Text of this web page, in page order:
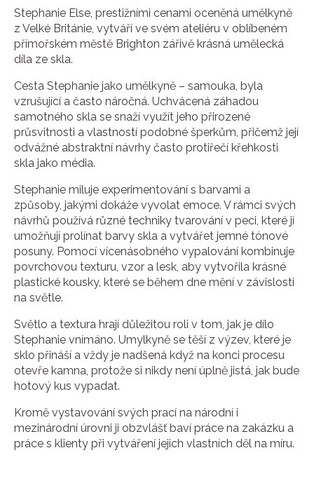
Stephanie Else, prestižními cenami oceněná umělkyně
z Velké Británie, vytváří ve svém ateliéru v oblíbeném
přímořském městě Brighton zářivě krásná umělecká
díla ze skla.
Cesta Stephanie jako umělkyně – samouka, byla
vzrušující a často náročná. Uchvácená záhadou
samotného skla se snaží využít jeho přirozené
průsvitnosti a vlastností podobné šperkům, přičemž její
odvážné abstraktní návrhy často protiřečí křehkosti
skla jako média.
Stephanie miluje experimentování s barvami a
způsoby, jakými dokáže vyvolat emoce. V rámci svých
návrhů používá různé techniky tvarování v peci, které jí
umožňují prolínat barvy skla a vytvářet jemné tónové
posuny. Pomocí vícenásobného vypalování kombinuje
povrchovou texturu, vzor a lesk, aby vytvořila krásné
plastické kousky, které se během dne mění v závislosti
na světle.
Světlo a textura hrají důležitou roli v tom, jak je dílo
Stephanie vnímáno. Umylkyně se těší z výzev, které je
sklo přináší a vždy je nadšená když na konci procesu
otevře kamna, protože si nikdy není úplně jistá, jak bude
hotový kus vypadat.
Kromě vystavování svých prací na národní i
mezinárodní úrovni ji obzvlášť baví práce na zakázku a
práce s klienty při vytváření jejich vlastních děl na míru.